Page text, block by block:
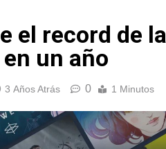
el record de
un año
3 Años Atrás 0 1 Minutos